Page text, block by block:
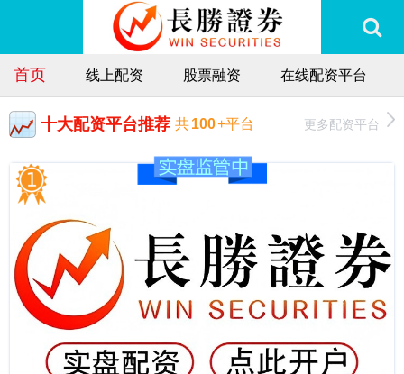
首页 线上配资 股票融资 在线配资平台
十大配资平台推荐 共100+平台 更多配资平台